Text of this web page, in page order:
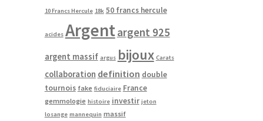
10 Francs Hercule 18k 50 francs hercule
acides Argentargent 925
argent massif argus bijoux Carats
collaboration definition double
tournois fake fiduciaire France
gemmologie histoire investir jeton
losange mannequin massif